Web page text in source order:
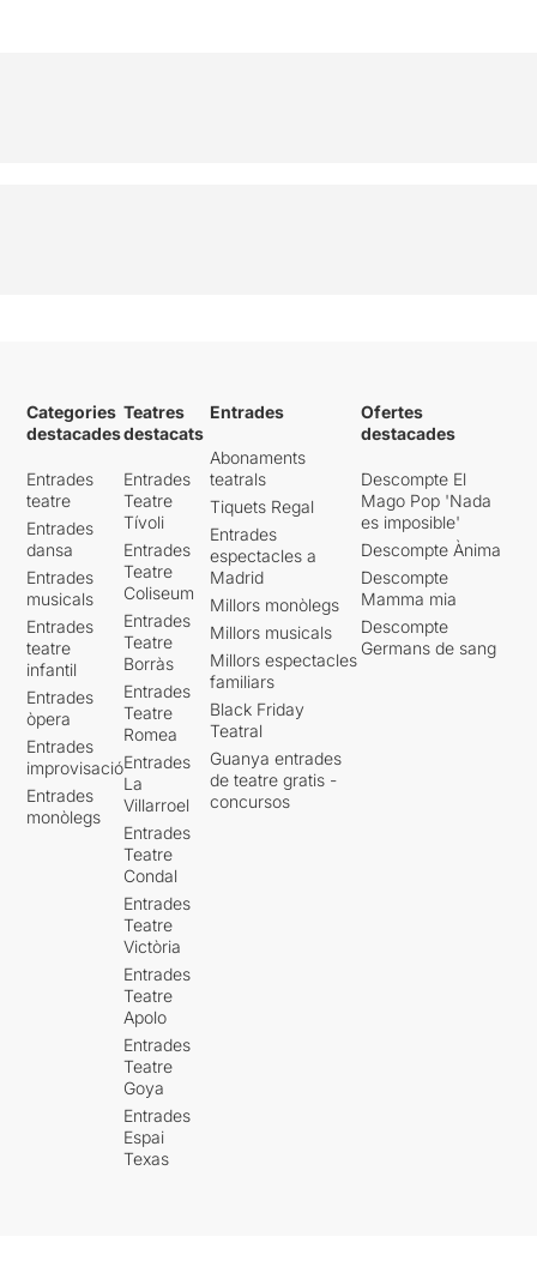
Categories
destacades
Entrades
teatre
Entrades
dansa
Entrades
musicals
Entrades
teatre
infantil
Entrades
òpera
Entrades
improvisació
Entrades
monòlegs
Teatres
destacats
Entrades
Teatre
Tívoli
Entrades
Teatre
Coliseum
Entrades
Teatre
Borràs
Entrades
Teatre
Romea
Entrades
La
Villarroel
Entrades
Teatre
Condal
Entrades
Teatre
Victòria
Entrades
Teatre
Apolo
Entrades
Teatre
Goya
Entrades
Espai
Texas
Entrades
Abonaments
teatrals
Tiquets Regal
Entrades
espectacles a
Madrid
Millors monòlegs
Millors musicals
Millors espectacles
familiars
Black Friday
Teatral
Guanya entrades
de teatre gratis -
concursos
Ofertes
destacades
Descompte El
Mago Pop 'Nada
es imposible'
Descompte Ànima
Descompte
Mamma mia
Descompte
Germans de sang